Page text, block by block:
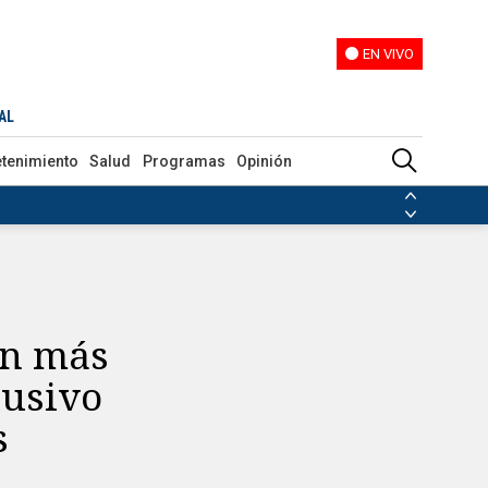
EN VIVO
Salud Programas Opinión
dos colombianos
más